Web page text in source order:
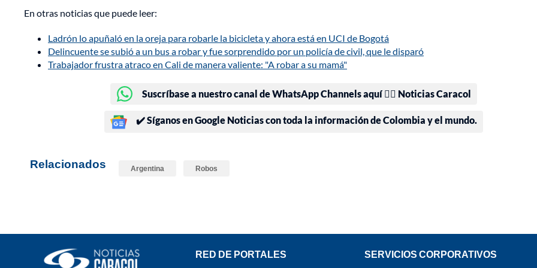
En otras noticias que puede leer:
Ladrón lo apuñaló en la oreja para robarle la bicicleta y ahora está en UCI de Bogotá
Delincuente se subió a un bus a robar y fue sorprendido por un policía de civil, que le disparó
Trabajador frustra atraco en Cali de manera valiente: "A robar a su mamá"
Suscríbase a nuestro canal de WhatsApp Channels aquí 👉🏻 Noticias Caracol
✔️ Síganos en Google Noticias con toda la información de Colombia y el mundo.
Relacionados Argentina Robos
RED DE PORTALES SERVICIOS CORPORATIVOS